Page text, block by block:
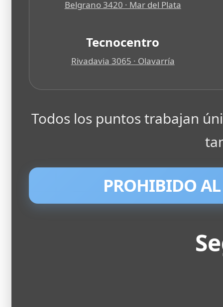
Belgrano 3420 · Mar del Plata
Tecnocentro
Rivadavia 3065 · Olavarría
Todos los puntos trabajan
PROHIBIDO